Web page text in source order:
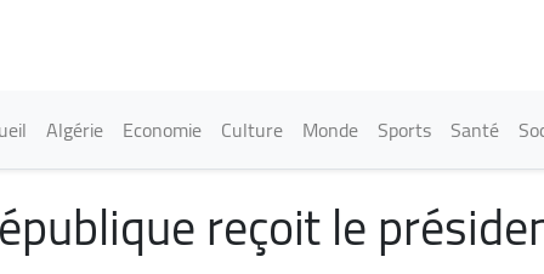
navigation
Algérie Economie Culture Monde Sports Santé
reçoit le